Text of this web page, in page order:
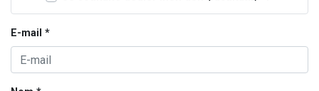
E-mail *